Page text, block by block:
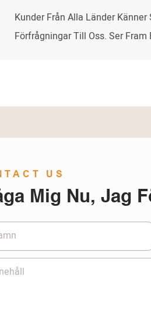
Kunder Från Alla Länder
Förfrågningar Till Oss. Ser
US
Mig Nu, Jag